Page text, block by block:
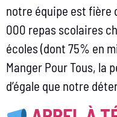
notre équipe est fière
000 repas scolaires
écoles (dont 75% en
Manger Pour Tous, la
d’égale que notre